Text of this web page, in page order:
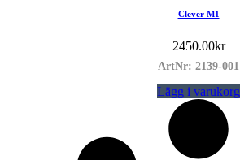
Clever M1
2450.00kr
ArtNr: 2139-001
Lägg i varukorg